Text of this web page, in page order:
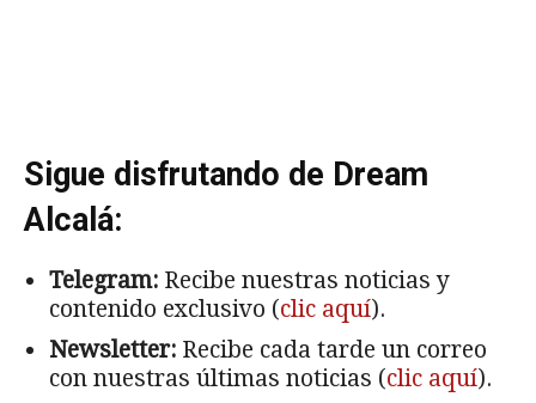
Sigue disfrutando de Dream
Alcalá:
Telegram: Recibe nuestras noticias y
contenido exclusivo (clic aquí).
Newsletter: Recibe cada tarde un correo
con nuestras últimas noticias (clic aquí).